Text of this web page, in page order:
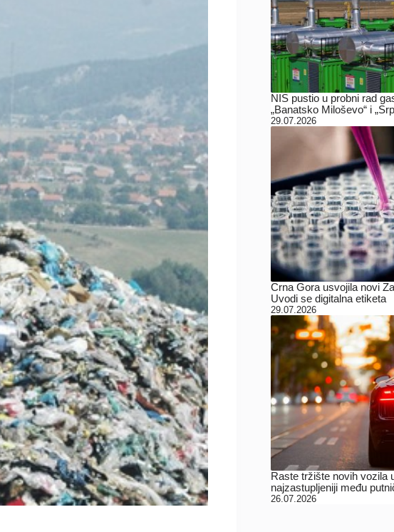
NIS pustio u probni rad
„Banatsko Miloševo“ i
29.07.2026
Crna Gora usvojila novi
Uvodi se digitalna etiketa
29.07.2026
Raste tržište novih vozila
najzastupljeniji među
26.07.2026